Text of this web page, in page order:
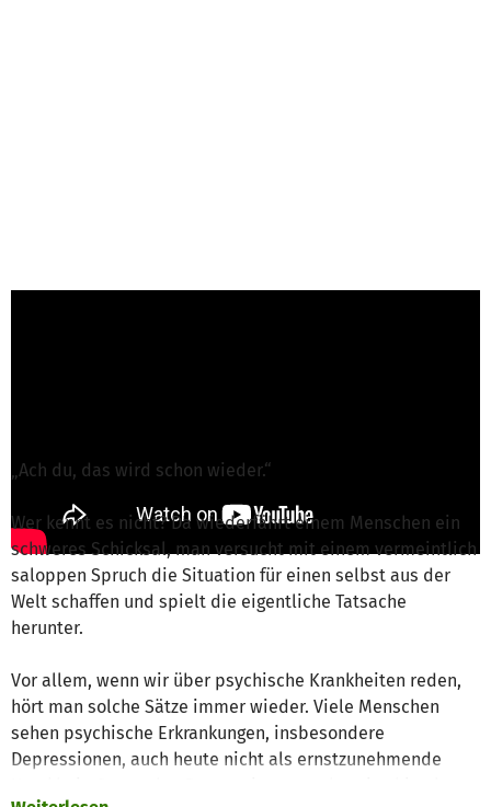
„Ach du, das wird schon wieder.“
Wer kennt es nicht? Da wiederfährt einem Menschen ein
schweres Schicksal, man versucht mit einem vermeintlich
saloppen Spruch die Situation für einen selbst aus der
Welt schaffen und spielt die eigentliche Tatsache
herunter.
Vor allem, wenn wir über psychische Krankheiten reden,
hört man solche Sätze immer wieder. Viele Menschen
sehen psychische Erkrankungen, insbesondere
Depressionen, auch heute nicht als ernstzunehmende